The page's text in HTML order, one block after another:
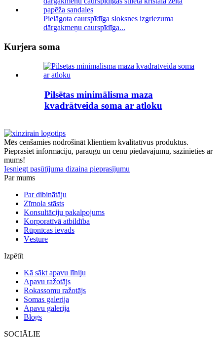
Pielāgota caurspīdīga sloksnes izgriezuma
dārgakmeņu caurspīdīga...
Kurjera soma
Pilsētas minimālisma maza
kvadrātveida soma ar atloku
Mēs cenšamies nodrošināt klientiem kvalitatīvus produktus.
Pieprasiet informāciju, paraugu un cenu piedāvājumu, sazinieties ar
mums!
Iesniegt pasūtījuma dizaina pieprasījumu
Par mums
Par dibinātāju
Zīmola stāsts
Konsultāciju pakalpojums
Korporatīvā atbildība
Rūpnīcas ievads
Vēsture
Izpētīt
Kā sākt apavu līniju
Apavu ražotājs
Rokassomu ražotājs
Somas galerija
Apavu galerija
Blogs
SOCIĀLIE